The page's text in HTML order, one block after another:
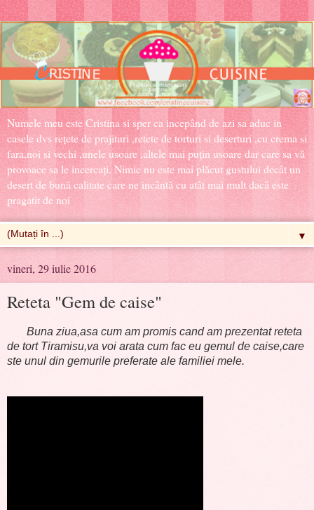
Numele meu este Cristina si sper ca incepând de azi sa aduc in
casele dvs rețete de prajituri ,retete de torturi si deserturi ,cu crema si
fara,noi si vechi ,unele usoare ,altele mai puțin usoare dar care sa vă
provoace sa le incercați. Nimic nu este mai plăcut gustului decât un
desert de bună calitate care ne incântă cu atât mai mult dacă este
pragatit de noi
▼
vineri, 29 iulie 2016
Reteta "Gem de caise"
Buna ziua,asa cum am promis cand am prezentat reteta
de tort Tiramisu,va voi arata cum fac eu gemul de caise,care
ste unul din gemurile preferate ale familiei mele.